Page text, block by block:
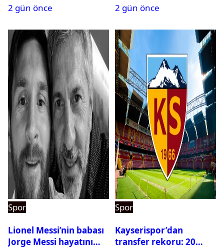
2 gün önce
2 gün önce
Spor
Lionel Messi’nin babası
Jorge Messi hayatını
Spor
Kayserispor’dan
transfer rekoru: 20